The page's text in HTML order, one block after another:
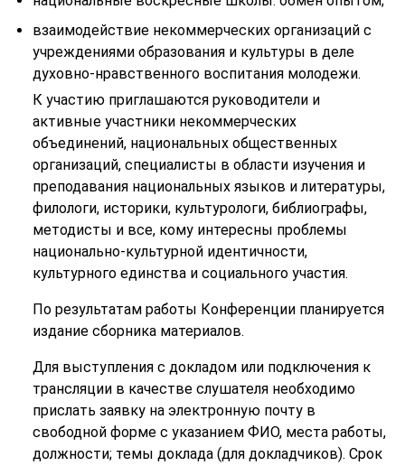
взаимодействие некоммерческих организаций с
учреждениями образования и культуры в деле
духовно-нравственного воспитания молодежи.
К участию приглашаются руководители и
активные участники некоммерческих
объединений, национальных общественных
организаций, специалисты в области изучения и
преподавания национальных языков и литературы,
филологи, историки, культурологи, библиографы,
методисты и все, кому интересны проблемы
национально-культурной идентичности,
культурного единства и социального участия.
По результатам работы Конференции планируется
издание сборника материалов.
Для выступления с докладом или подключения к
трансляции в качестве слушателя необходимо
прислать заявку на электронную почту в
свободной форме с указанием ФИО, места работы,
должности; темы доклада (для докладчиков). Срок